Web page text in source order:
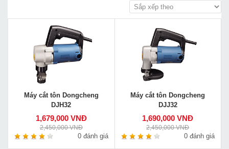
Máy cắt tôn Dongcheng
DJH32
1,679,000 VNĐ
2,450,000 VNĐ
0 đánh giá
Máy cắt tôn Dongcheng
DJJ32
1,690,000 VNĐ
2,450,000 VNĐ
0 đánh giá